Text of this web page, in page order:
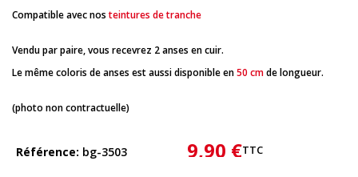
Compatible avec nosteintures de tranche
Vendu par paire, vous recevrez 2 anses en cuir.
Le même coloris de anses est aussi disponible en50 cmde longueur.
(photo non contractuelle)
Référence bg-3503 9,90 €TTC